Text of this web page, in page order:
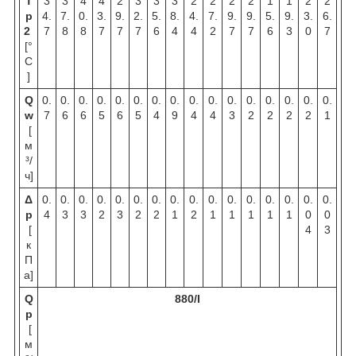
p
2
[°
C
]
4.
7
7.
8
0.
8
3.
7
9.
7
2.
7
5.
6
8.
4
4.
4
7.
2
9.
7
9.
7
5.
6
9.
3
3.
0
6.
7
Q
w
[
м
³/
ч]
0.
7
0.
6
0.
6
0.
5
0.
6
0.
5
0.
4
0.
9
0.
4
0.
4
0.
3
0.
2
0.
2
0.
2
0.
2
0.
1
Δ
p
[
к
П
а]
0.
4
0.
3
0.
3
0.
2
0.
3
0.
2
0.
2
0.
1
0.
2
0.
1
0.
1
0.
1
0.
1
0.
1
0.
0
4
0.
0
3
Q
p
[
м
880/I